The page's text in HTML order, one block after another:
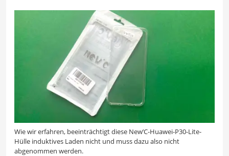
Wie wir erfahren, beeinträchtigt diese New’C-Huawei-P30-Lite-
Hülle induktives Laden nicht und muss dazu also nicht
abgenommen werden.